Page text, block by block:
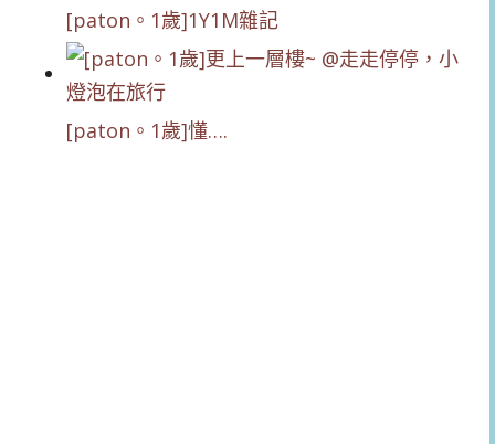
[paton。1歲]1Y1M雜記
[paton。1歲]懂….